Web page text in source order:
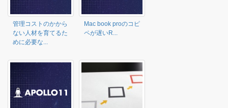
管理コストのかから
ない人材を育てるた
めに必要な...
Mac book proのコピ
ペが遅いR...